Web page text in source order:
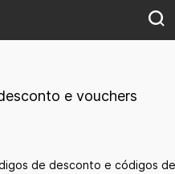
e vouchers
de desconto e códigos de